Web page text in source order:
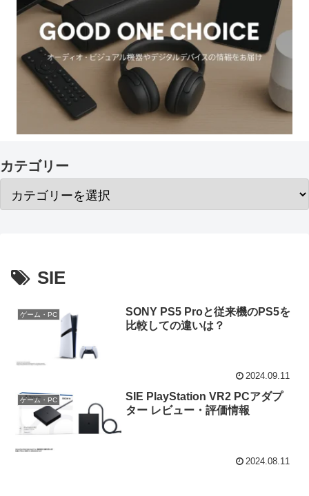
カテゴリー
SIE
ゲーム・PC
SONY PS5 Proと従来機のPS5を
比較しての違いは？
2024.09.11
ゲーム・PC
SIE PlayStation VR2 PCアダプ
ター レビュー・評価情報
2024.08.11